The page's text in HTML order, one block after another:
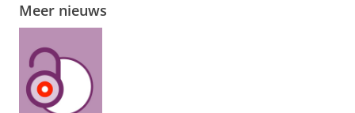
Meer nieuws